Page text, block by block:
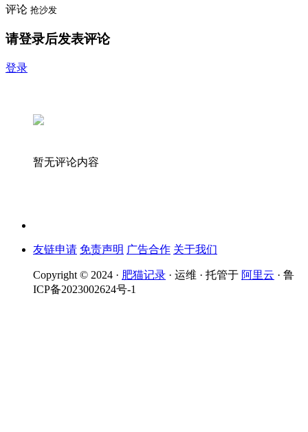
评论 抢沙发
请登录后发表评论
登录
暂无评论内容
友链申请 免责声明 广告合作 关于我们
Copyright © 2024 · 肥猫记录 · 运维 · 托管于 阿里云 · 鲁
ICP备2023002624号-1